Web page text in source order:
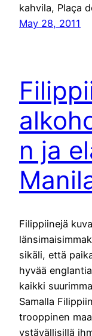
kahvila, Plaça
May 28, 2011
n ja
Filippiinejä
sikäli, että
hyvää
kaikki
Samalla
trooppinen
ystävällisillä